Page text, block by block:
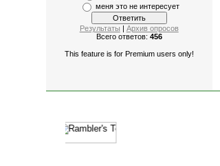
меня это не интересует
Результаты | Архив опросов
Всего ответов: 456
This feature is for Premium users only!